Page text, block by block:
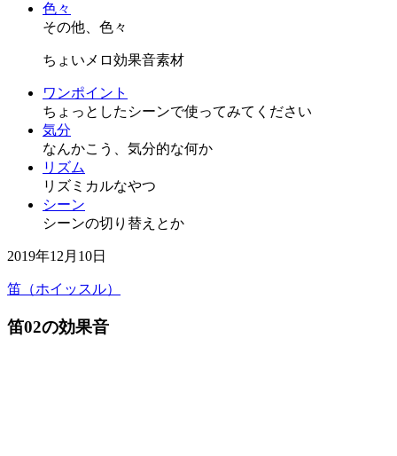
色々
その他、色々
ちょいメロ効果音素材
ワンポイント
ちょっとしたシーンで使ってみてください
気分
なんかこう、気分的な何か
リズム
リズミカルなやつ
シーン
シーンの切り替えとか
2019年12月10日
笛（ホイッスル）
笛02の効果音